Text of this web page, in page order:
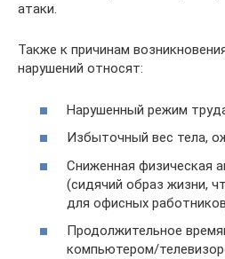
атаки.
Также к причинам
нарушений относят:
Нарушенный режим
Избыточный вес тела,
Сниженная физическая
(сидячий образ жизни,
для офисных
Продолжительное
компьютером/